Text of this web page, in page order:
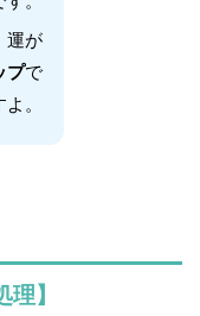
運が
プで
。
】